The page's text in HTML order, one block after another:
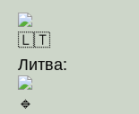
Литва: